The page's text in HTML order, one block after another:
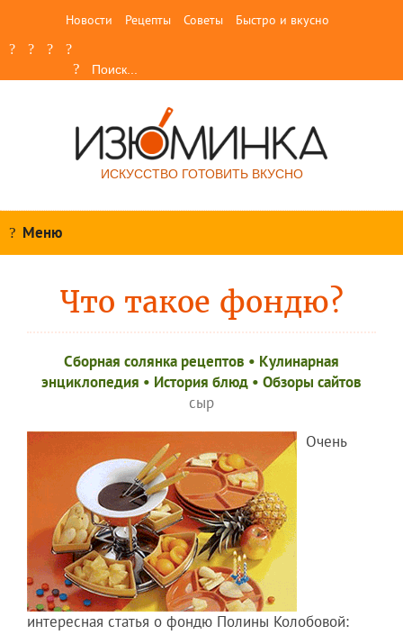
Новости Рецепты Советы Быстро и вкусно
ИСКУССТВО ГОТОВИТЬ ВКУСНО
Меню
Что такое фондю?
Сборная солянка рецептов • Кулинарная
энциклопедия • История блюд • Обзоры сайтов
сыр
Очень
интересная статья о фондю Полины Колобовой: